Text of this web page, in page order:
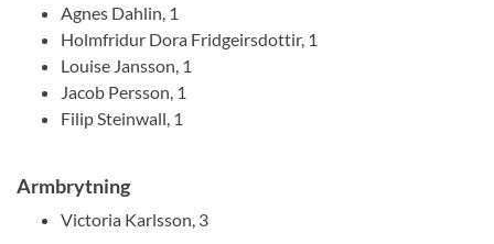
Agnes Dahlin, 1
Holmfridur Dora Fridgeirsdottir, 1
Louise Jansson, 1
Jacob Persson, 1
Filip Steinwall, 1
Armbrytning
Victoria Karlsson, 3